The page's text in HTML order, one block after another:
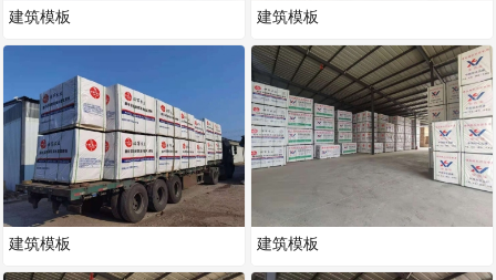
建筑模板
建筑模板
建筑模板
建筑模板